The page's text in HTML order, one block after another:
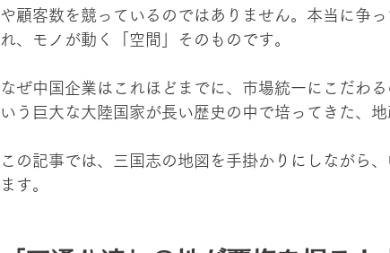
や顧客数を競っているのではありません。本当に争
れ、モノが動く「空間」そのものです。
なぜ中国企業はこれほどまでに、市場統一にこだわ
いう巨大な大陸国家が長い歴史の中で培ってきた、地
この記事では、三国志の地図を手掛かりにしながら
ます。